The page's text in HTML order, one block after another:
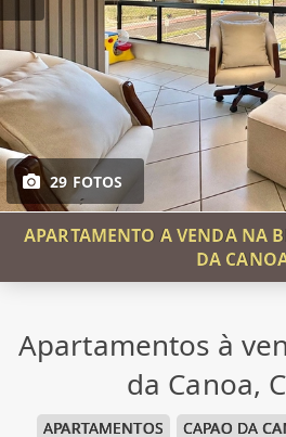
29 FOTOS
APARTAMENTO A VENDA NA
DA
Apartamentos à
da Canoa,
APARTAMENTOS CAPAO DA